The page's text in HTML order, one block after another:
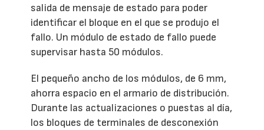
salida de mensaje de estado para poder
identificar el bloque en el que se produjo el
fallo. Un módulo de estado de fallo puede
supervisar hasta 50 módulos.
El pequeño ancho de los módulos, de 6 mm,
ahorra espacio en el armario de distribución.
Durante las actualizaciones o puestas al día,
los bloques de terminales de desconexión